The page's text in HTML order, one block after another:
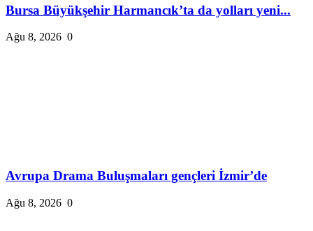
Bursa Büyükşehir Harmancık’ta da yolları yeni...
Ağu 8, 2026 0
Avrupa Drama Buluşmaları gençleri İzmir’de
Ağu 8, 2026 0